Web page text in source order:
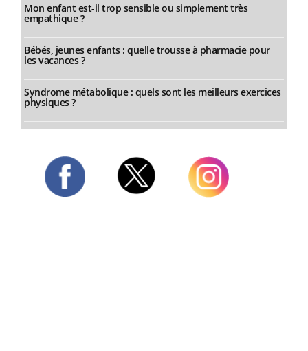
Mon enfant est-il trop sensible ou simplement très
empathique ?
Bébés, jeunes enfants : quelle trousse à pharmacie pour
les vacances ?
Syndrome métabolique : quels sont les meilleurs exercices
physiques ?